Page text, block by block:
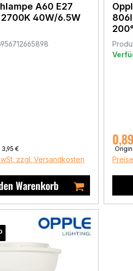
A60 E27
40W/6.5W
Regulärer Preis:
3,95 €
zzgl. Versandkosten
Warenkorb
200°